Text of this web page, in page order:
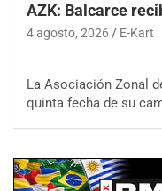
AZK: Balcarce
4 agosto, 2026 E-Kart
La Asociación Zonal
quinta fecha de su